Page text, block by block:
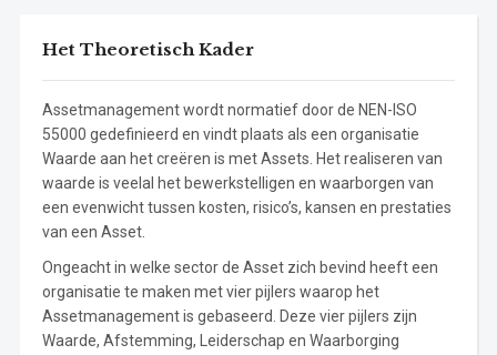
Het Theoretisch Kader
Assetmanagement wordt normatief door de NEN-ISO
55000 gedefinieerd en vindt plaats als een organisatie
Waarde aan het creëren is met Assets. Het realiseren van
waarde is veelal het bewerkstelligen en waarborgen van
een evenwicht tussen kosten, risico’s, kansen en prestaties
van een Asset.
Ongeacht in welke sector de Asset zich bevind heeft een
organisatie te maken met vier pijlers waarop het
Assetmanagement is gebaseerd. Deze vier pijlers zijn
Waarde, Afstemming, Leiderschap en Waarborging